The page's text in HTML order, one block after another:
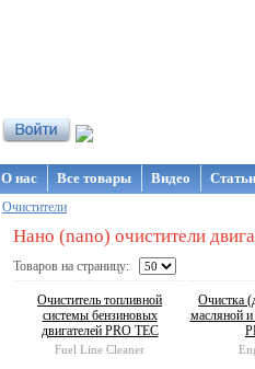
О нас Все товары Видео
Очистители
Нано (nano) очистители
Товаров на страницу:
Очиститель топливной
системы бензиновых
двигателей PRO TEC
Fuel Line Cleaner
Очистка
масляной и